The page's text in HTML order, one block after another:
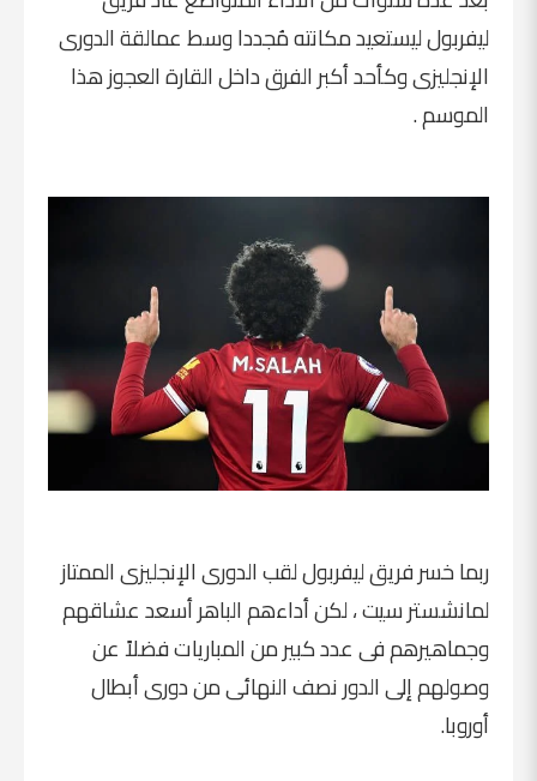
ليفربول ليستعيد مكانته مُجددا وسط عمالقة الدورى
الإنجليزى وكأحد أكبر الفرق داخل القارة العجوز هذا
الموسم .
ربما خسر فريق ليفربول لقب الدورى الإنجليزى الممتاز
لمانشستر سيت ، لكن أداءهم الباهر أسعد عشاقهم
وجماهيرهم فى عدد كبير من المباريات فضلاً عن
وصولهم إلى الدور نصف النهائى من دورى أبطال
أوروبا.